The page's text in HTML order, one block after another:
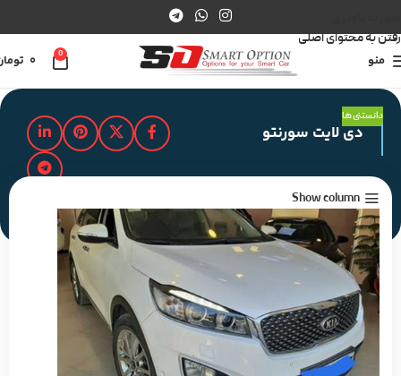
رفتن به محتوای اصلی
منو
0
دانستنی ها
دی لایت سورنتو
مدت زمان مطالعه : 2 دقیقه
Show column